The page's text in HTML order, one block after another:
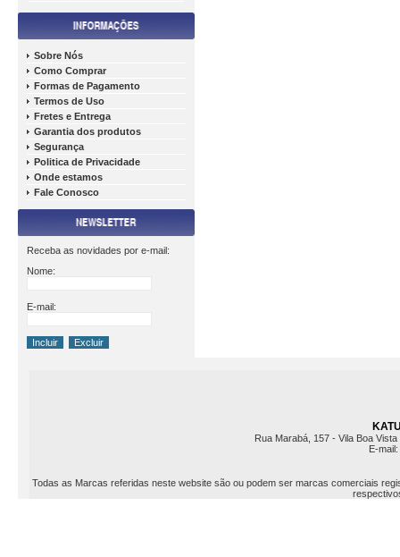
Sobre Nós
Como Comprar
Formas de Pagamento
Termos de Uso
Fretes e Entrega
Garantia dos produtos
Segurança
Politica de Privacidade
Onde estamos
Fale Conosco
Receba as novidades por e-mail:
Nome:
E-mail:
Rua Marabá, 157 - Vila Boa
E-mail:
Todas as Marcas referidas neste website são ou podem ser marcas comerciais